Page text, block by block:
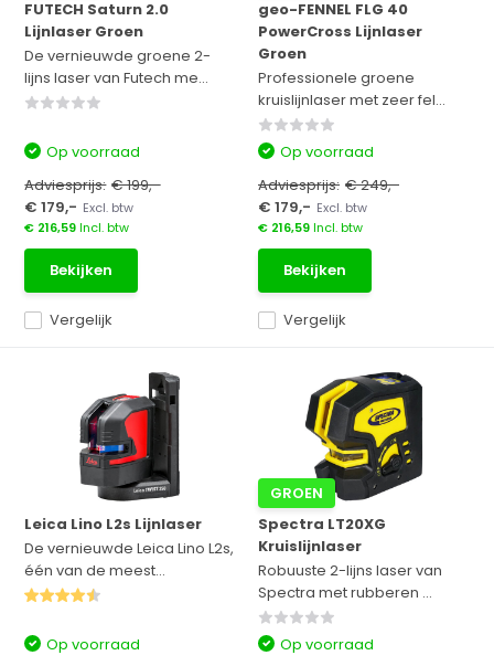
FUTECH Saturn 2.0
Lijnlaser Groen
De vernieuwde groene 2-
lijns laser van Futech me...
Vergelijk
Op voorraad
Adviesprijs: € 199,-
€ 179,- Excl. btw
€ 216,59Incl. btw
Bekijken
geo-FENNEL FLG 40
PowerCross Lijnlaser
Groen
Professionele groene
kruislijnlaser met zeer fel...
Vergelijk
Op voorraad
Adviesprijs: € 249,-
€ 179,- Excl. btw
€ 216,59Incl. btw
Bekijken
Leica Lino L2s Lijnlaser
De vernieuwde Leica Lino L2s,
één van de meest...
Op voorraad
GROEN
Spectra LT20XG
Kruislijnlaser
Robuuste 2-lijns laser van
Spectra met rubberen ...
Op voorraad